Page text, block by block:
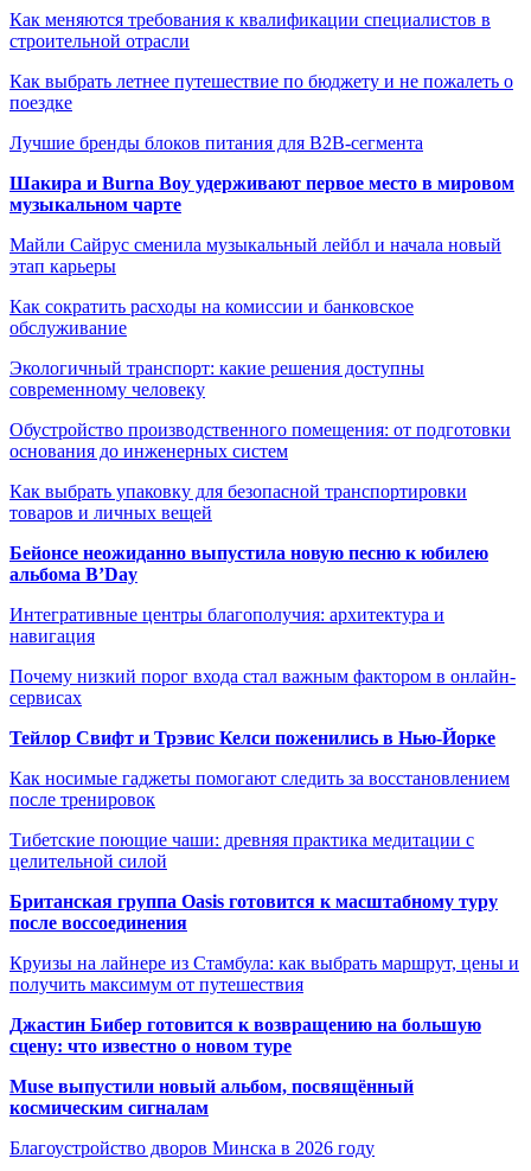
Как меняются требования к квалификации специалистов в
строительной отрасли
Как выбрать летнее путешествие по бюджету и не пожалеть о
поездке
Лучшие бренды блоков питания для B2B-сегмента
Шакира и Burna Boy удерживают первое место в мировом
музыкальном чарте
Майли Сайрус сменила музыкальный лейбл и начала новый
этап карьеры
Как сократить расходы на комиссии и банковское
обслуживание
Экологичный транспорт: какие решения доступны
современному человеку
Обустройство производственного помещения: от подготовки
основания до инженерных систем
Как выбрать упаковку для безопасной транспортировки
товаров и личных вещей
Бейонсе неожиданно выпустила новую песню к юбилею
альбома B’Day
Интегративные центры благополучия: архитектура и
навигация
Почему низкий порог входа стал важным фактором в онлайн-
сервисах
Тейлор Свифт и Трэвис Келси поженились в Нью-Йорке
Как носимые гаджеты помогают следить за восстановлением
после тренировок
Тибетские поющие чаши: древняя практика медитации с
целительной силой
Британская группа Oasis готовится к масштабному туру
после воссоединения
Круизы на лайнере из Стамбула: как выбрать маршрут, цены и
получить максимум от путешествия
Джастин Бибер готовится к возвращению на большую
сцену: что известно о новом туре
Muse выпустили новый альбом, посвящённый
космическим сигналам
Благоустройство дворов Минска в 2026 году